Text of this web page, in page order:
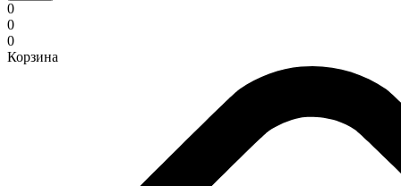
0
0
0
Корзина